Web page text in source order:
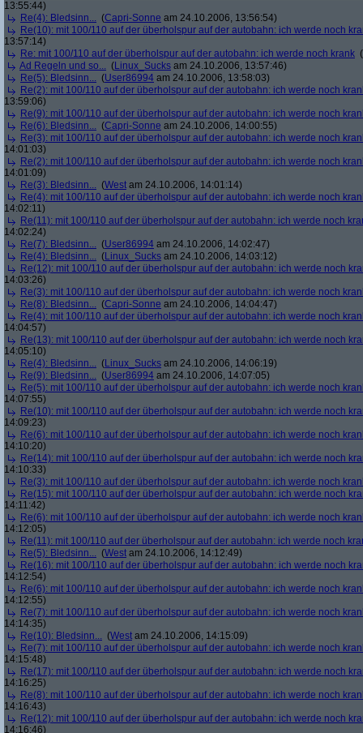
13:55:44)
Re(4): Bledsinn... (Capri-Sonne am 24.10.2006, 13:56:54)
Re(10): mit 100/110 auf der überholspur auf der autobahn: ich werde noch
13:57:14)
Re: mit 100/110 auf der überholspur auf der autobahn: ich werde noch krank (
Ad Regeln und so... (Linux_Sucks am 24.10.2006, 13:57:46)
Re(5): Bledsinn... (User86994 am 24.10.2006, 13:58:03)
Re(2): mit 100/110 auf der überholspur auf der autobahn: ich werde noch
13:59:06)
Re(9): mit 100/110 auf der überholspur auf der autobahn: ich werde noch
Re(6): Bledsinn... (Capri-Sonne am 24.10.2006, 14:00:55)
Re(3): mit 100/110 auf der überholspur auf der autobahn: ich werde noch
14:01:03)
Re(2): mit 100/110 auf der überholspur auf der autobahn: ich werde noch
14:01:09)
Re(3): Bledsinn... (West am 24.10.2006, 14:01:14)
Re(4): mit 100/110 auf der überholspur auf der autobahn: ich werde noch
14:02:11)
Re(11): mit 100/110 auf der überholspur auf der autobahn: ich werde noch
14:02:24)
Re(7): Bledsinn... (User86994 am 24.10.2006, 14:02:47)
Re(4): Bledsinn... (Linux_Sucks am 24.10.2006, 14:03:12)
Re(12): mit 100/110 auf der überholspur auf der autobahn: ich werde noch
14:03:26)
Re(3): mit 100/110 auf der überholspur auf der autobahn: ich werde noch
Re(8): Bledsinn... (Capri-Sonne am 24.10.2006, 14:04:47)
Re(4): mit 100/110 auf der überholspur auf der autobahn: ich werde noch
14:04:57)
Re(13): mit 100/110 auf der überholspur auf der autobahn: ich werde noch
14:05:10)
Re(4): Bledsinn... (Linux_Sucks am 24.10.2006, 14:06:19)
Re(9): Bledsinn... (User86994 am 24.10.2006, 14:07:05)
Re(5): mit 100/110 auf der überholspur auf der autobahn: ich werde noch
14:07:55)
Re(10): mit 100/110 auf der überholspur auf der autobahn: ich werde noch
14:09:23)
Re(6): mit 100/110 auf der überholspur auf der autobahn: ich werde noch
14:10:20)
Re(14): mit 100/110 auf der überholspur auf der autobahn: ich werde noch
14:10:33)
Re(3): mit 100/110 auf der überholspur auf der autobahn: ich werde noch
Re(15): mit 100/110 auf der überholspur auf der autobahn: ich werde noch
14:11:42)
Re(6): mit 100/110 auf der überholspur auf der autobahn: ich werde noch
14:12:05)
Re(11): mit 100/110 auf der überholspur auf der autobahn: ich werde noch
Re(5): Bledsinn... (West am 24.10.2006, 14:12:49)
Re(16): mit 100/110 auf der überholspur auf der autobahn: ich werde noch
14:12:54)
Re(6): mit 100/110 auf der überholspur auf der autobahn: ich werde noch
14:12:55)
Re(7): mit 100/110 auf der überholspur auf der autobahn: ich werde noch
14:14:35)
Re(10): Bledsinn... (West am 24.10.2006, 14:15:09)
Re(7): mit 100/110 auf der überholspur auf der autobahn: ich werde noch
14:15:48)
Re(17): mit 100/110 auf der überholspur auf der autobahn: ich werde noch
14:16:25)
Re(8): mit 100/110 auf der überholspur auf der autobahn: ich werde noch
14:16:43)
Re(12): mit 100/110 auf der überholspur auf der autobahn: ich werde noch
14:16:46)